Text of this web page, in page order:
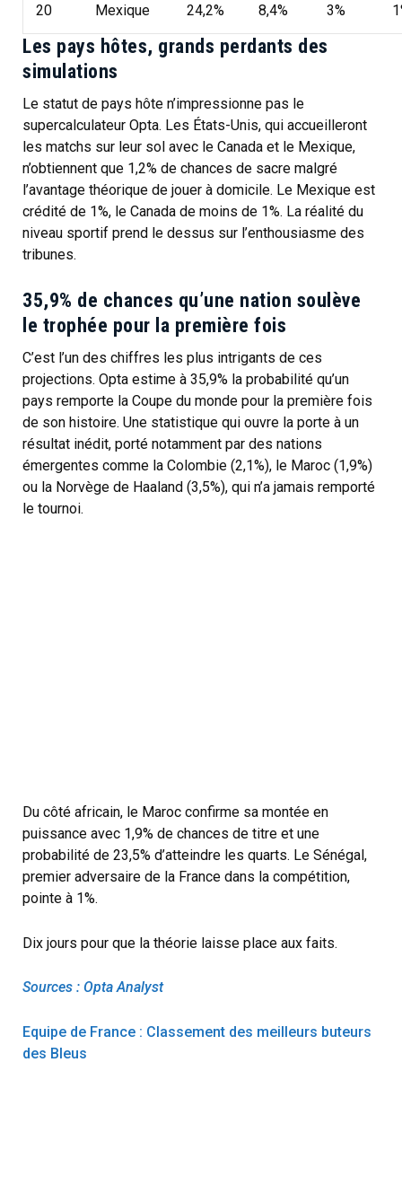
20 Mexique 24,2% 8,4% 3%
Les pays hôtes, grands perdants des
simulations
Le statut de pays hôte n’impressionne pas le
supercalculateur Opta. Les États-Unis, qui accueilleront
les matchs sur leur sol avec le Canada et le Mexique,
n’obtiennent que 1,2% de chances de sacre malgré
l’avantage théorique de jouer à domicile. Le Mexique est
crédité de 1%, le Canada de moins de 1%. La réalité du
niveau sportif prend le dessus sur l’enthousiasme des
tribunes.
35,9% de chances qu’une nation soulève
le trophée pour la première fois
C’est l’un des chiffres les plus intrigants de ces
projections. Opta estime à 35,9% la probabilité qu’un
pays remporte la Coupe du monde pour la première fois
de son histoire. Une statistique qui ouvre la porte à un
résultat inédit, porté notamment par des nations
émergentes comme la Colombie (2,1%), le Maroc (1,9%)
ou la Norvège de Haaland (3,5%), qui n’a jamais remporté
le tournoi.
Du côté africain, le Maroc confirme sa montée en
puissance avec 1,9% de chances de titre et une
probabilité de 23,5% d’atteindre les quarts. Le Sénégal,
premier adversaire de la France dans la compétition,
pointe à 1%.
Dix jours pour que la théorie laisse place aux faits.
Sources : Opta Analyst
Equipe de France : Classement des meilleurs buteurs
des Bleus